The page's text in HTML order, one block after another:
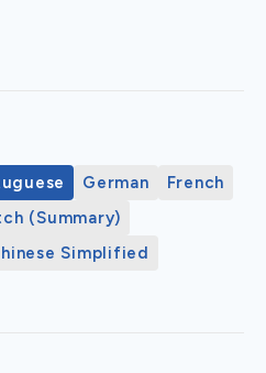
German
French
(Summary)
Simplified